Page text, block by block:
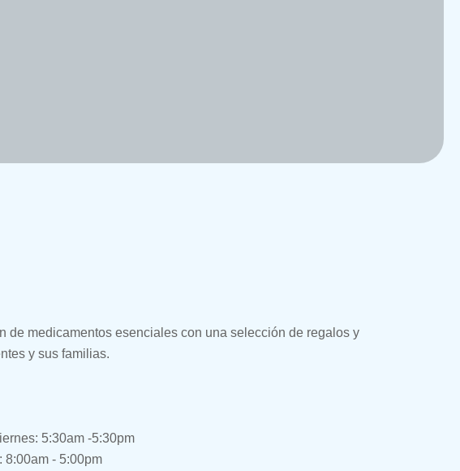
de medicamentos esenciales con una selección de regalos y
y sus familias.
5:30am -5:30pm
8:00am - 5:00pm